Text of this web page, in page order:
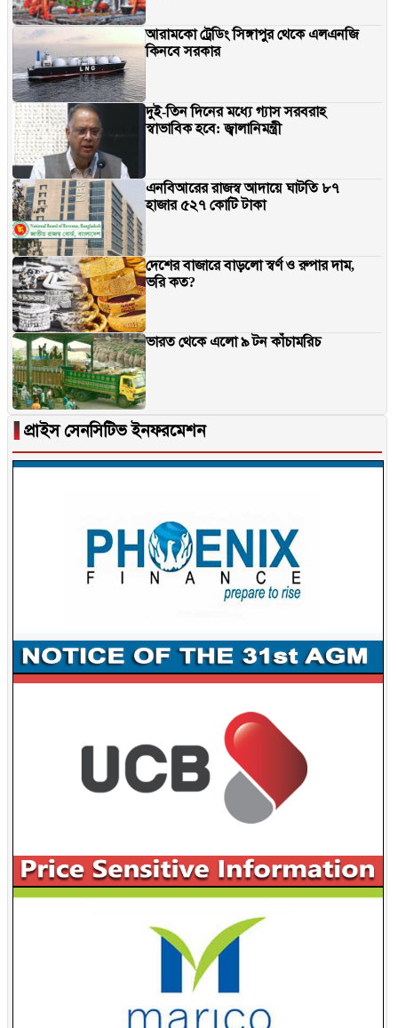
আরামকো ট্রেডিং সিঙ্গাপুর থেকে এলএনজি
কিনবে সরকার
দুই-তিন দিনের মধ্যে গ্যাস সরবরাহ
স্বাভাবিক হবে: জ্বালানিমন্ত্রী
এনবিআরের রাজস্ব আদায়ে ঘাটতি ৮৭
হাজার ৫২৭ কোটি টাকা
দেশের বাজারে বাড়লো স্বর্ণ ও রুপার দাম,
ভরি কত?
ভারত থেকে এলো ৯ টন কাঁচামরিচ
▐ প্রাইস সেনসিটিভ ইনফরমেশন